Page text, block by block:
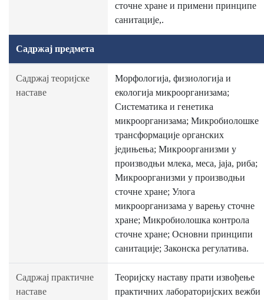
сточне хране и примени принципе
санитације,.
Садржај предмета
Садржај теоријске
наставе
Морфологија, физиологија и
екологија микроорганизама;
Систематика и генетика
микроорганизама; Микробиолошке
трансформације органских
једињења; Микроорганизми у
производњи млека, меса, јаја, риба;
Микроорганизми у производњи
сточне хране; Улога
микроорганизама у варењу сточне
хране; Микробиолошка контрола
сточне хране; Основни принципи
санитације; Законска регулатива.
Садржај практичне
наставе
Теоријску наставу прати извођење
практичних лабораторијских вежби